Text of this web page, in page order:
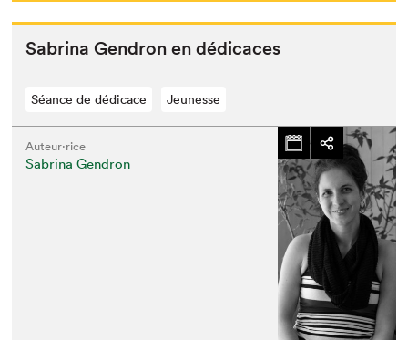
Sab­ri­na Gen­dron en dédicaces
Séance de dédicace Jeunesse
Auteur·rice
Sabrina Gendron